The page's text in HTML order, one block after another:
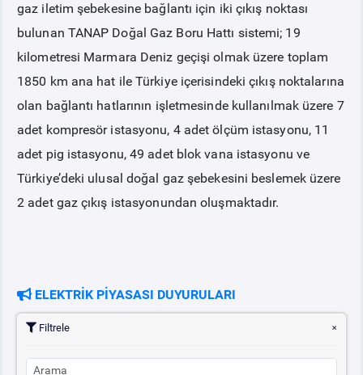
gaz iletim şebekesine bağlantı için iki çıkış noktası
bulunan TANAP Doğal Gaz Boru Hattı sistemi; 19
kilometresi Marmara Deniz geçişi olmak üzere toplam
1850 km ana hat ile Türkiye içerisindeki çıkış noktalarına
olan bağlantı hatlarının işletmesinde kullanılmak üzere 7
adet kompresör istasyonu, 4 adet ölçüm istasyonu, 11
adet pig istasyonu, 49 adet blok vana istasyonu ve
Türkiye’deki ulusal doğal gaz şebekesini beslemek üzere
2 adet gaz çıkış istasyonundan oluşmaktadır.
ELEKTRİK PİYASASI DUYURULARI
Filtrele